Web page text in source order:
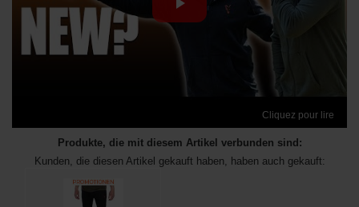
Cliquez pour lire
Produkte, die mit diesem Artikel verbunden sind:
Kunden, die diesen Artikel gekauft haben, haben auch gekauft: